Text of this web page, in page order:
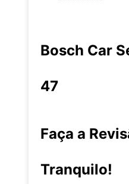
Bosch Car
47
Faça a
Tranquilo!